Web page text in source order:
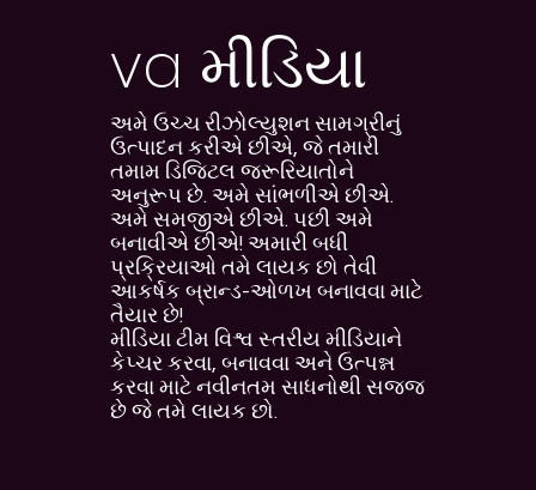
va મીડિયા
અમે ઉચ્ચ રીઝોલ્યુશન સામગ્રીનું
ઉત્પાદન કરીએ છીએ, જે તમારી
તમામ ડિજિટલ જરૂરિયાતોને
અનુરૂપ છે. અમે સાંભળીએ છીએ.
અમે સમજીએ છીએ. પછી અમે
બનાવીએ છીએ! અમારી બધી
પ્રક્રિયાઓ તમે લાયક છો તેવી
આકર્ષક બ્રાન્ડ-ઓળખ બનાવવા માટે
તૈયાર છે!
મીડિયા ટીમ વિશ્વ સ્તરીય મીડિયાને
કેપ્ચર કરવા, બનાવવા અને ઉત્પન્ન
કરવા માટે નવીનતમ સાધનોથી સજ્જ
છે જે તમે લાયક છો.